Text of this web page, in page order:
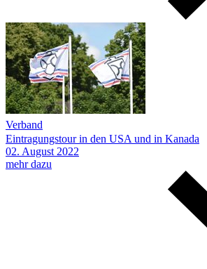
Verband
Eintragungstour in den USA und in Kanada
02. August 2022
mehr dazu